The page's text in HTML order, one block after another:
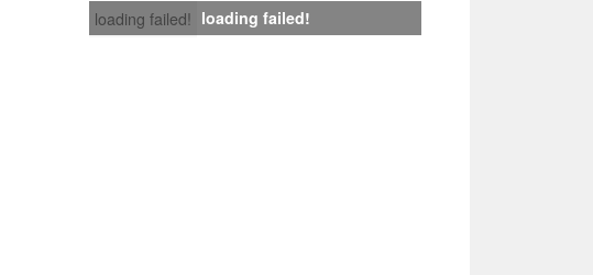
loading failed! loading failed!